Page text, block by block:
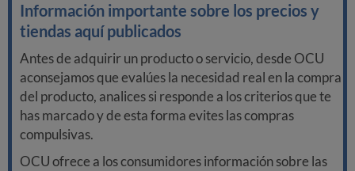
Información importante sobre los precios y
tiendas aquí publicados
Antes de adquirir un producto o servicio, desde OCU
aconsejamos que evalúes la necesidad real en la compra
del producto, analices si responde a los criterios que te
has marcado y de esta forma evites las compras
compulsivas.
OCU ofrece a los consumidores información sobre las